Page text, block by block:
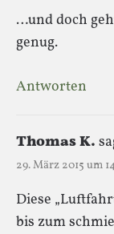
…und doch
genug.
Antworten
Thomas K.
29. März 2015 um
Diese
bis zum